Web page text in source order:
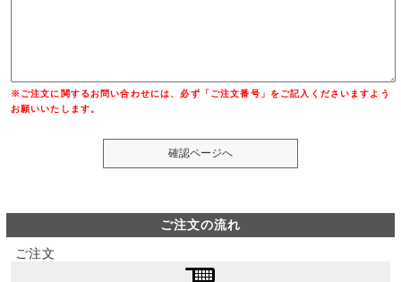
※ご注文に関するお問い合わせには、必ず「ご注文番号」をご記入くださいますよう
お願いいたします。
ご注文の流れ
ご注文